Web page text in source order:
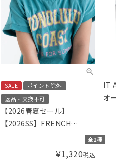
SALE
ポイント除外
返品・交換不可
【2026春夏セール】
【2026SS】FRENCH
グ）プリントシャーリングT
全2種
¥1,320税込
IT
オ